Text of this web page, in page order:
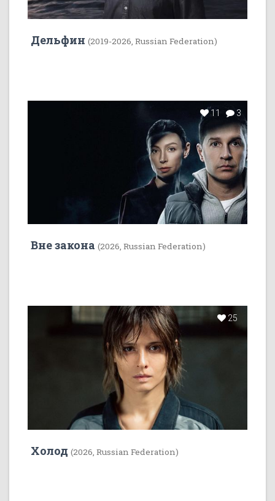
Дельфин (2019-2026, Russian Federation)
11 3
Вне закона (2026, Russian Federation)
25
Холод (2026, Russian Federation)